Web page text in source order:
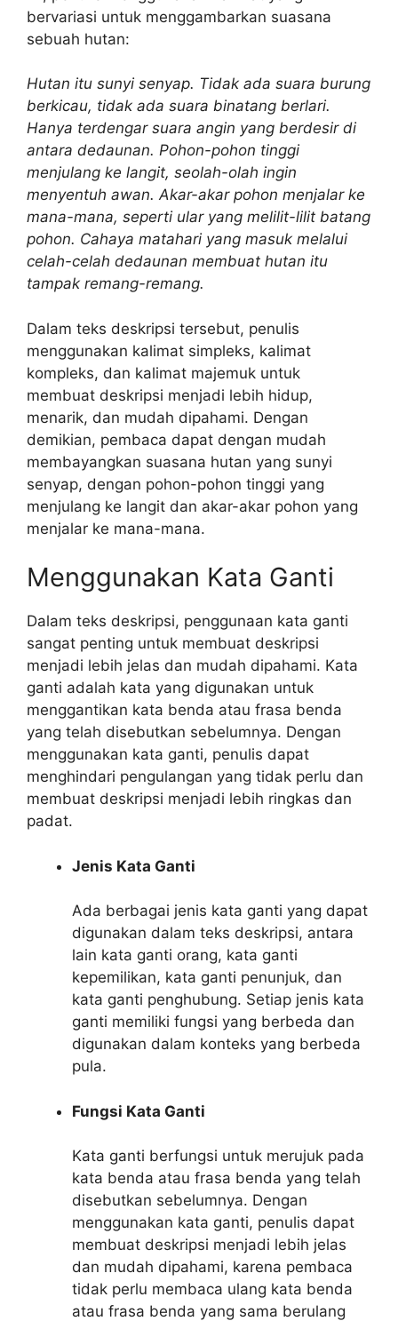
bervariasi untuk menggambarkan suasana
sebuah hutan:
Hutan itu sunyi senyap. Tidak ada suara burung
berkicau, tidak ada suara binatang berlari.
Hanya terdengar suara angin yang berdesir di
antara dedaunan. Pohon-pohon tinggi
menjulang ke langit, seolah-olah ingin
menyentuh awan. Akar-akar pohon menjalar ke
mana-mana, seperti ular yang melilit-lilit batang
pohon. Cahaya matahari yang masuk melalui
celah-celah dedaunan membuat hutan itu
tampak remang-remang.
Dalam teks deskripsi tersebut, penulis
menggunakan kalimat simpleks, kalimat
kompleks, dan kalimat majemuk untuk
membuat deskripsi menjadi lebih hidup,
menarik, dan mudah dipahami. Dengan
demikian, pembaca dapat dengan mudah
membayangkan suasana hutan yang sunyi
senyap, dengan pohon-pohon tinggi yang
menjulang ke langit dan akar-akar pohon yang
menjalar ke mana-mana.
Menggunakan Kata Ganti
Dalam teks deskripsi, penggunaan kata ganti
sangat penting untuk membuat deskripsi
menjadi lebih jelas dan mudah dipahami. Kata
ganti adalah kata yang digunakan untuk
menggantikan kata benda atau frasa benda
yang telah disebutkan sebelumnya. Dengan
menggunakan kata ganti, penulis dapat
menghindari pengulangan yang tidak perlu dan
membuat deskripsi menjadi lebih ringkas dan
padat.
Jenis Kata Ganti
Ada berbagai jenis kata ganti yang dapat
digunakan dalam teks deskripsi, antara
lain kata ganti orang, kata ganti
kepemilikan, kata ganti penunjuk, dan
kata ganti penghubung. Setiap jenis kata
ganti memiliki fungsi yang berbeda dan
digunakan dalam konteks yang berbeda
pula.
Fungsi Kata Ganti
Kata ganti berfungsi untuk merujuk pada
kata benda atau frasa benda yang telah
disebutkan sebelumnya. Dengan
menggunakan kata ganti, penulis dapat
membuat deskripsi menjadi lebih jelas
dan mudah dipahami, karena pembaca
tidak perlu membaca ulang kata benda
atau frasa benda yang sama berulang